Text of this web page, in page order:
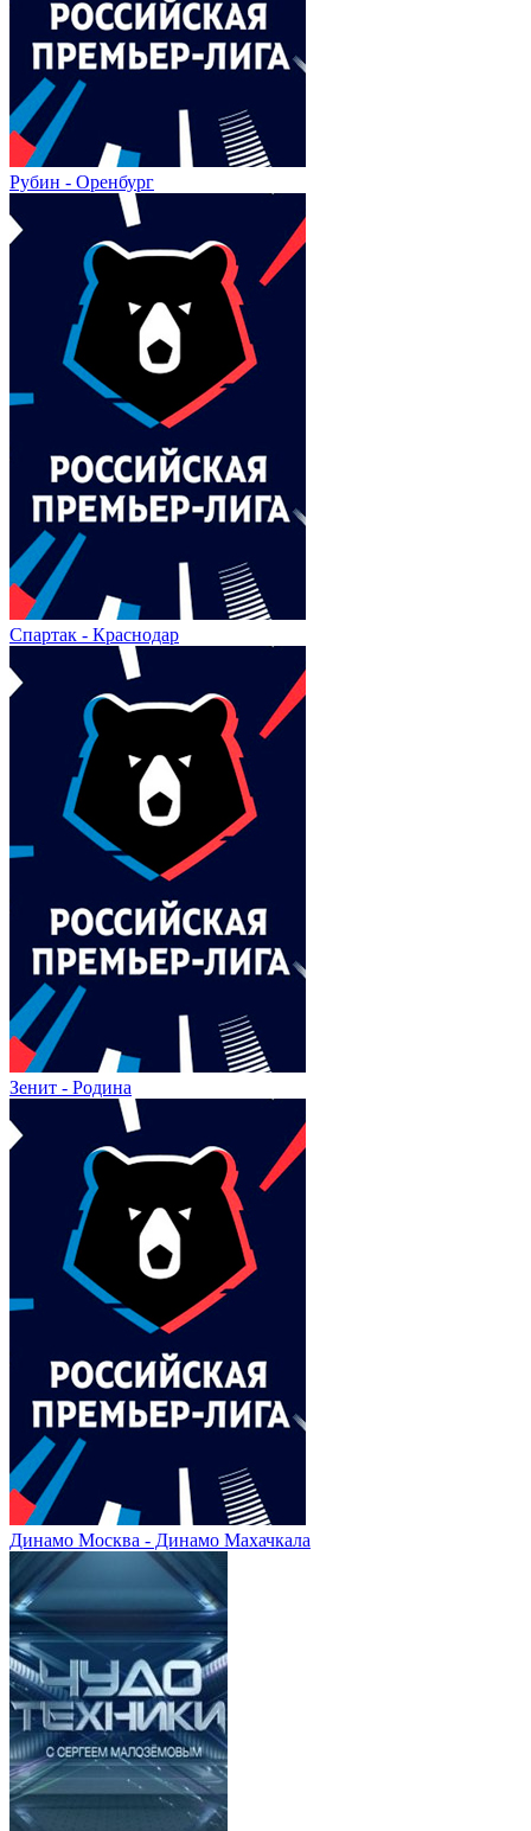
Рубин - Оренбург
Спартак - Краснодар
Зенит - Родина
Динамо Москва - Динамо Махачкала